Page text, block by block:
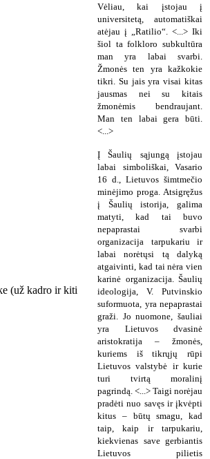
Vėliau, kai įstojau į
universitetą, automatiškai
atėjau į „Ratilio“. <...> Iki
šiol ta folkloro subkultūra
man yra labai svarbi.
Žmonės ten yra kažkokie
tikri. Su jais yra visai kitas
jausmas nei su kitais
žmonėmis bendraujant.
Man ten labai gera būti.
<...>
Į Šaulių sąjungą įstojau
labai simboliškai, Vasario
16 d., Lietuvos šimtmečio
minėjimo proga. Atsigręžus
į Šaulių istorija, galima
matyti, kad tai buvo
nepaprastai svarbi
organizacija tarpukariu ir
labai norėtųsi tą dalyką
atgaivinti, kad tai nėra vien
karinė organizacija. Šaulių
ideologija, V. Putvinskio
suformuota, yra nepaprastai
graži. Jo nuomone, šauliai
yra Lietuvos dvasinė
aristokratija – žmonės,
kuriems iš tikrųjų rūpi
Lietuvos valstybė ir kurie
turi tvirtą moralinį
pagrindą. <...> Taigi norėjau
pradėti nuo savęs ir įkvėpti
kitus – būtų smagu, kad
taip, kaip ir tarpukariu,
kiekvienas save gerbiantis
Lietuvos pilietis